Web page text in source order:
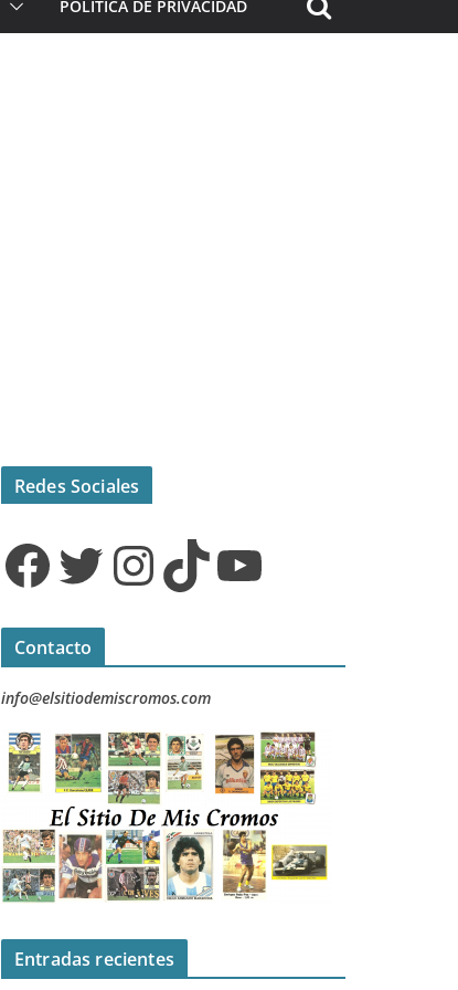
POLÍTICA DE PRIVACIDAD
Redes Sociales
Facebook Twitter InstagramTikTok YouTube
Contacto
info@elsitiodemiscromos.com
Entradas recientes